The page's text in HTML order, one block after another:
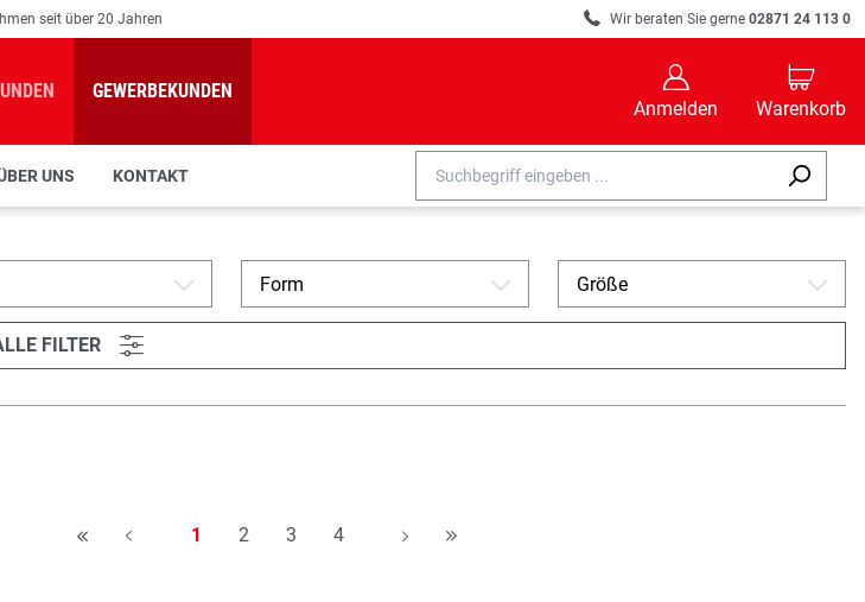
seit über 20 Jahren R Wir beraten Sie gerne 02871 24 113 0
GEWERBEKUNDEN
B
Anmelden
C
Warenkorb
UNS KONTAKT
A Form A Größe A
FILTER L
H A Seite
1 Seite
2 Seite
3 Seite
4 A H